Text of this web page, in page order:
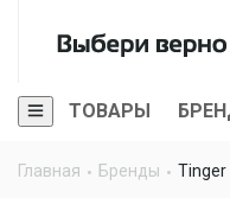
ТОВАРЫ
Главная Бренды Tinger